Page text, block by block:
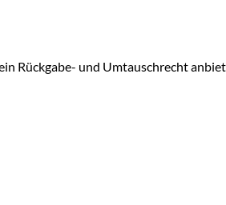
Rückgabe- und Umtauschrecht